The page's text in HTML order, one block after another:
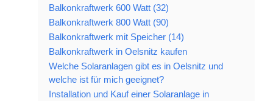
Balkonkraftwerk 600 Watt (32)
Balkonkraftwerk 800 Watt (90)
Balkonkraftwerk mit Speicher (14)
Balkonkraftwerk in Oelsnitz kaufen
Welche Solaranlagen gibt es in Oelsnitz und
welche ist für mich geeignet?
Installation und Kauf einer Solaranlage in